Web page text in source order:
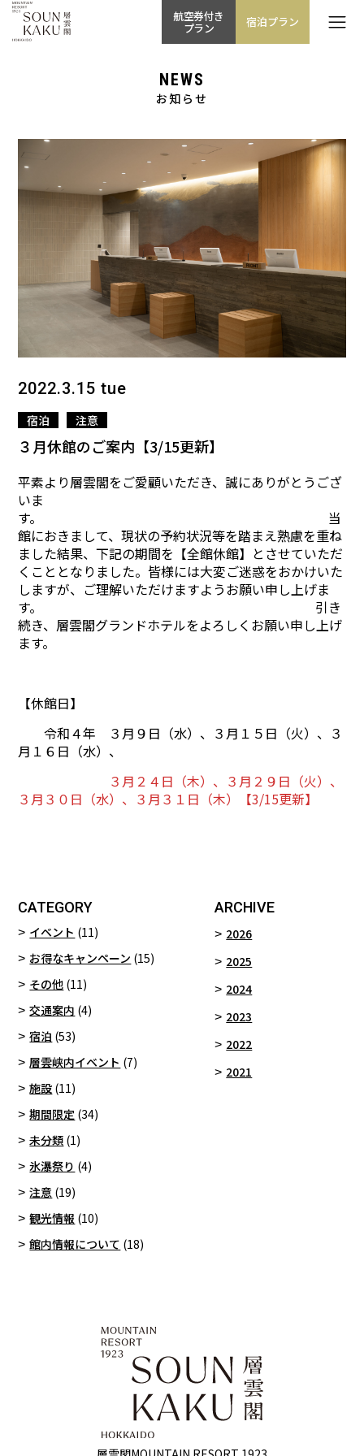
宿泊プラン
航空券付き
プラン
NEWS
お知らせ
2022.3.15 tue
宿泊 注意
３月休館のご案内【3/15更新】
平素より層雲閣をご愛顧いただき、誠にありがとうござ
いま
す。 当
館におきまして、現状の予約状況等を踏まえ熟慮を重ね
ました結果、下記の期間を【全館休館】とさせていただ
くこととなりました。皆様には大変ご迷惑をおかけいた
しますが、ご理解いただけますようお願い申し上げま
す。 引き
続き、層雲閣グランドホテルをよろしくお願い申し上げ
ます。
【休館日】
令和４年 ３月９日（水）、３月１５日（火）、３
月１６日（水）、
３月２４日（木）、３月２９日（火）、
３月３０日（水）、３月３１日（木）【3/15更新】
CATEGORY
イベント (11)
お得なキャンペーン (15)
その他 (11)
交通案内 (4)
宿泊 (53)
層雲峡内イベント (7)
施設 (11)
期間限定 (34)
未分類 (1)
氷瀑祭り (4)
注意 (19)
観光情報 (10)
館内情報について (18)
ARCHIVE
2026
2025
2024
2023
2022
2021